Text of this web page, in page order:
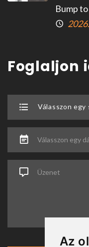
Az
Bump
Foglaljon
Válasszon
Válasszon egy
Üzenet